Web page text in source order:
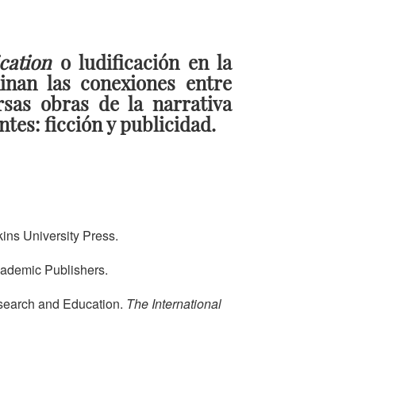
o ludificación en la
las conexiones entre
obras de la narrativa
ficción y publicidad.
University Press.
Publishers.
and Education. The International